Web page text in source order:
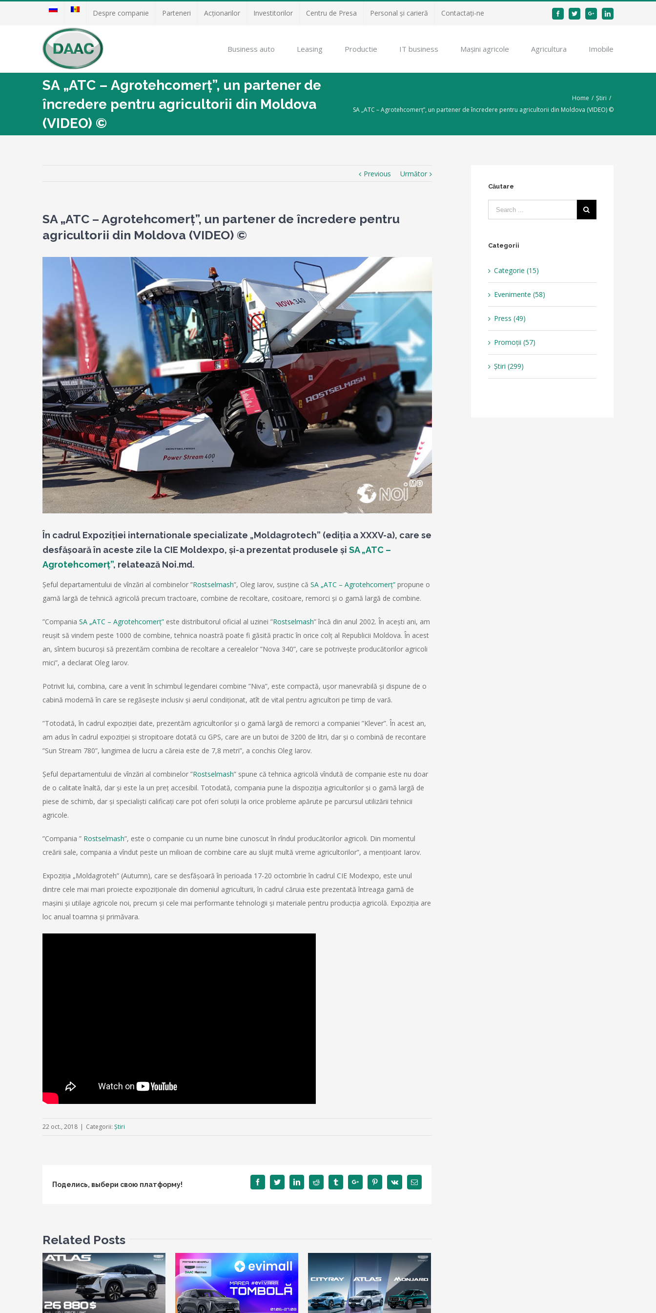
Despre companie Parteneri Acţionarilor Investitorilor Centru de Presa Personal și carieră Contactați-ne FacebookTwitterGoogle+Linkedin
Business auto Leasing Productie IT business Mașini agricole Agricultura Imobile
SA „ATC – Agrotehcomerț”, un partener de
încredere pentru agricultorii din Moldova
(VIDEO) ©
Home / Știri /
SA „ATC – Agrotehcomerț”, un partener de încredere pentru agricultorii din Moldova (VIDEO) ©
Previous Următor
SA „ATC – Agrotehcomerț”, un partener de încredere pentru
agricultorii din Moldova (VIDEO) ©
În cadrul Expoziției internationale specializate „Moldagrotech” (ediţia a XXXV-a), care se
desfășoară în aceste zile la CIE Moldexpo, și-a prezentat produsele și SA „ATC –
Agrotehcomerț”, relatează Noi.md.
Șeful departamentului de vînzări al combinelor ”Rostselmash”, Oleg Iarov, susține că SA „ATC – Agrotehcomerț” propune o
gamă largă de tehnică agricolă precum tractoare, combine de recoltare, cositoare, remorci și o gamă largă de combine.
”Compania SA „ATC – Agrotehcomerț” este distribuitorul oficial al uzinei ”Rostselmash” încă din anul 2002. În acești ani, am
reușit să vindem peste 1000 de combine, tehnica noastră poate fi găsită practic în orice colț al Republicii Moldova. În acest
an, sîntem bucuroși să prezentăm combina de recoltare a cerealelor ”Nova 340”, care se potrivește producătorilor agricoli
mici”, a declarat Oleg Iarov.
Potrivit lui, combina, care a venit în schimbul legendarei combine ”Niva”, este compactă, ușor manevrabilă și dispune de o
cabină modernă în care se regăsește inclusiv și aerul condiționat, atît de vital pentru agricultori pe timp de vară.
”Totodată, în cadrul expoziției date, prezentăm agricultorilor și o gamă largă de remorci a companiei ”Klever”. În acest an,
am adus în cadrul expoziției și stropitoare dotată cu GPS, care are un butoi de 3200 de litri, dar și o combină de recontare
”Sun Stream 780”, lungimea de lucru a căreia este de 7,8 metri”, a conchis Oleg Iarov.
Șeful departamentului de vînzări al combinelor ”Rostselmash” spune că tehnica agricolă vîndută de companie este nu doar
de o calitate înaltă, dar și este la un preţ accesibil. Totodată, compania pune la dispoziția agricultorilor și o gamă largă de
piese de schimb, dar și specialiști calificați care pot oferi soluții la orice probleme apărute pe parcursul utilizării tehnicii
agricole.
”Compania ” Rostselmash”, este o companie cu un nume bine cunoscut în rîndul producătorilor agricoli. Din momentul
creării sale, compania a vîndut peste un milioan de combine care au slujit multă vreme agricultorilor”, a mențioant Iarov.
Expoziția „Moldagroteh” (Autumn), care se desfășoară în perioada 17-20 octombrie în cadrul CIE Modexpo, este unul
dintre cele mai mari proiecte expoziționale din domeniul agriculturii, în cadrul căruia este prezentată întreaga gamă de
mașini și utilaje agricole noi, precum și cele mai performante tehnologii și materiale pentru producția agricolă. Expoziția are
loc anual toamna și primăvara.
22 oct., 2018 | Categorii: Știri
Поделись, выбери свою платформу! FacebookTwitterLinkedinReddit TumblrGoogle+ PinterestVk Email
Related Posts
Căutare
Categorii
Categorie (15)
Evenimente (58)
Press (49)
Promoții (57)
Știri (299)